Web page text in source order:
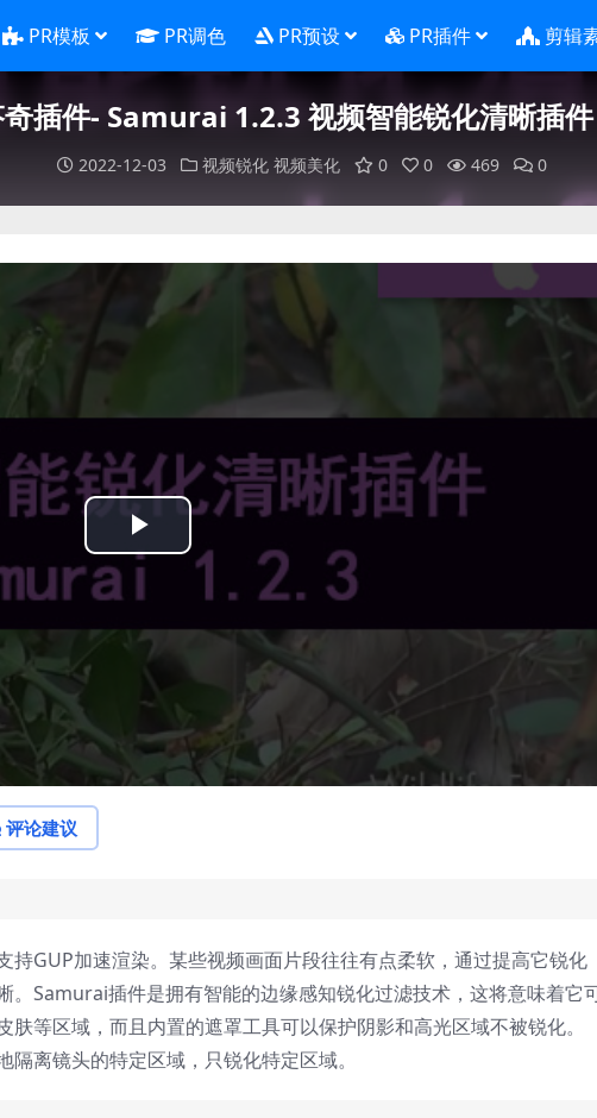
PR模板 PR调色 PR预设 PR插件 剪辑
插件- Samurai 1.2.3 视频智能锐化清晰插
2022-12-03 视频锐化 视频美化 0 0 469 0
Play
Video
评论建议
持GUP加速渲染。某些视频画面片段往往有点柔软，通过提高它锐化
。Samurai插件是拥有智能的边缘感知锐化过滤技术，这将意味着它
等区域，而且内置的遮罩工具可以保护阴影和高光区域不被锐化。
离镜头的特定区域，只锐化特定区域。